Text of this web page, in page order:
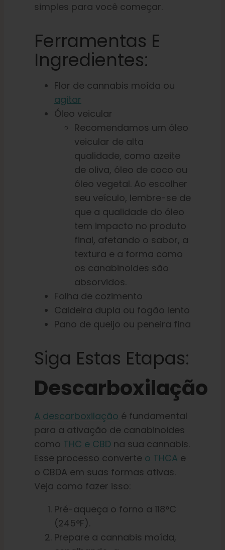
simples para você começar.
Ferramentas E
Ingredientes:
Flor de cannabis moída ou
agitar
Óleo veicular
Recomendamos um óleo
veicular de alta
qualidade, como azeite
de oliva, óleo de coco ou
óleo vegetal. Ao escolher
seu veículo, lembre-se de
que a qualidade do óleo
tem impacto no produto
final, afetando o sabor, a
textura e a forma como
os canabinoides são
absorvidos.
Folha de cozimento
Caldeira dupla ou fogão lento
Pano de queijo ou peneira fina
Siga Estas Etapas:
Descarboxilação
A descarboxilação é fundamental
para a ativação de canabinoides
como THC e CBDna sua cannabis.
Esse processo converte o THCA e
o CBDA em suas formas ativas.
Veja como fazer isso:
Pré-aqueça o forno a 118°C
(245°F).
Prepare a cannabis moída,